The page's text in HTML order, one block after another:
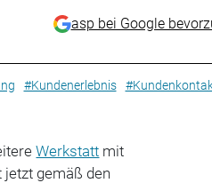
asp bei Google
#Kundenerlebnis
Werkstatt mit
gemäß den